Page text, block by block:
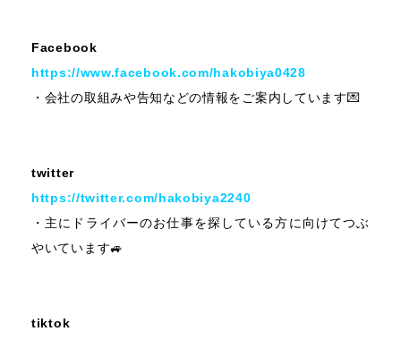
Facebook
https://www.facebook.com/hakobiya0428
・会社の取組みや告知などの情報をご案内しています💌
twitter
https://twitter.com/hakobiya2240
・主にドライバーのお仕事を探している方に向けてつぶ
やいています🚙
tiktok